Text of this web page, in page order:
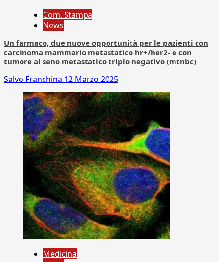
Com. Stampa
News
Un farmaco, due nuove opportunità per le pazienti con
carcinoma mammario metastatico hr+/her2- e con
tumore al seno metastatico triplo negativo (mtnbc)
Salvo Franchina 12 Marzo 2025
Medicina